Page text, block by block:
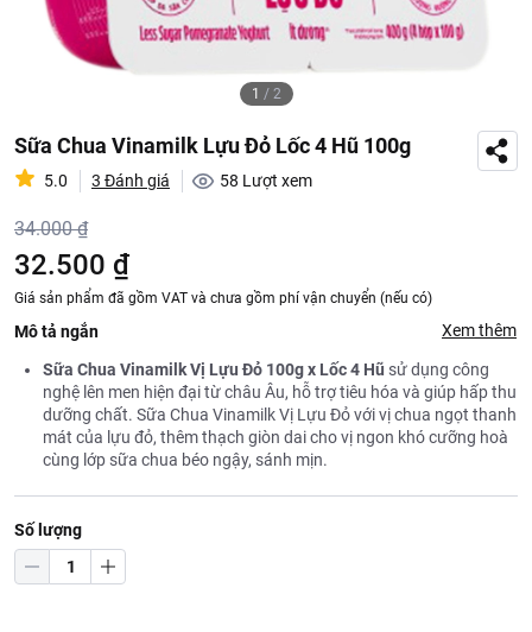
1 / 2
Sữa Chua Vinamilk Lựu Đỏ Lốc 4 Hũ 100g
5.0 3 Đánh giá 58 Lượt xem
34.000 ₫
32.500 ₫
Giá sản phẩm đã gồm VAT và chưa gồm phí vận chuyển (nếu có)
Mô tả ngắn Xem thêm
Sữa Chua Vinamilk Vị Lựu Đỏ 100g x Lốc 4 Hũ sử dụng công
nghệ lên men hiện đại từ châu Âu, hỗ trợ tiêu hóa và giúp hấp thu
dưỡng chất. Sữa Chua Vinamilk Vị Lựu Đỏ với vị chua ngọt thanh
mát của lựu đỏ, thêm thạch giòn dai cho vị ngon khó cưỡng hoà
cùng lớp sữa chua béo ngậy, sánh mịn.
Số lượng